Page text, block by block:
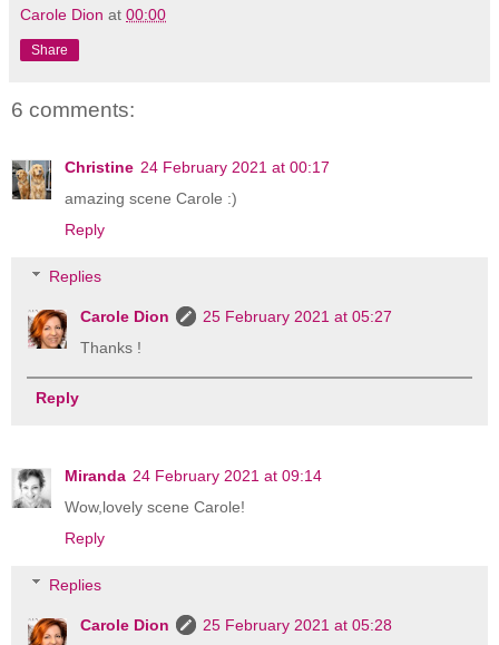
Carole Dion at 00:00
Share
6 comments:
Christine 24 February 2021 at 00:17
amazing scene Carole :)
Reply
Replies
Carole Dion
25 February 2021 at 05:27
Thanks !
Reply
Miranda 24 February 2021 at 09:14
Wow,lovely scene Carole!
Reply
Replies
Carole Dion
25 February 2021 at 05:28